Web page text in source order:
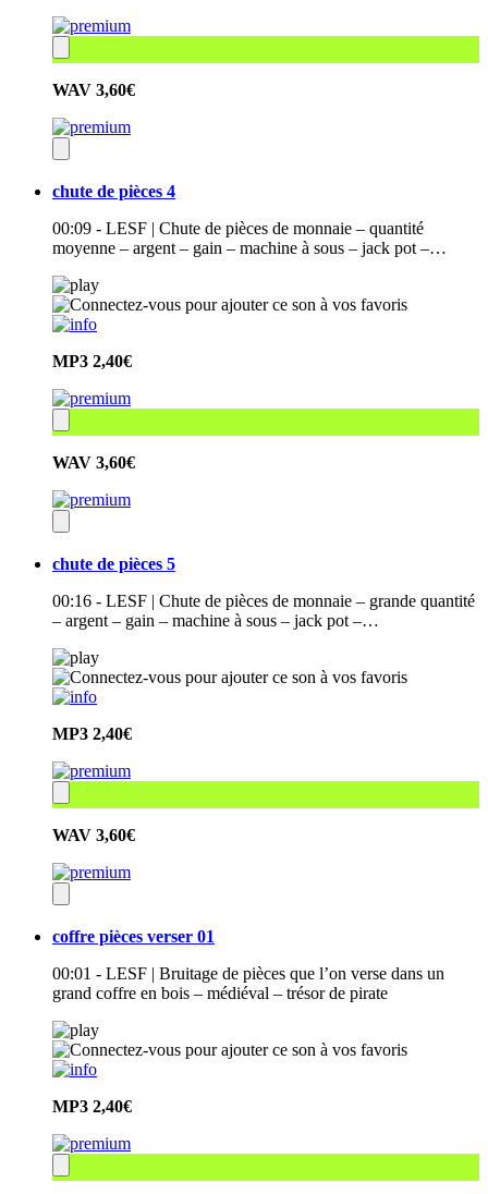
WAV 3,60€
chute de pièces 4
00:09 - LESF | Chute de pièces de monnaie – quantité
moyenne – argent – gain – machine à sous – jack pot –…
MP3 2,40€
WAV 3,60€
chute de pièces 5
00:16 - LESF | Chute de pièces de monnaie – grande quantité
– argent – gain – machine à sous – jack pot –…
MP3 2,40€
WAV 3,60€
coffre pièces verser 01
00:01 - LESF | Bruitage de pièces que l’on verse dans un
grand coffre en bois – médiéval – trésor de pirate
MP3 2,40€